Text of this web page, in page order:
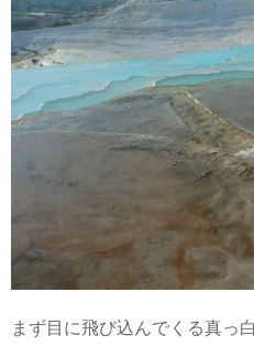
まず目に飛び込んでくる真っ